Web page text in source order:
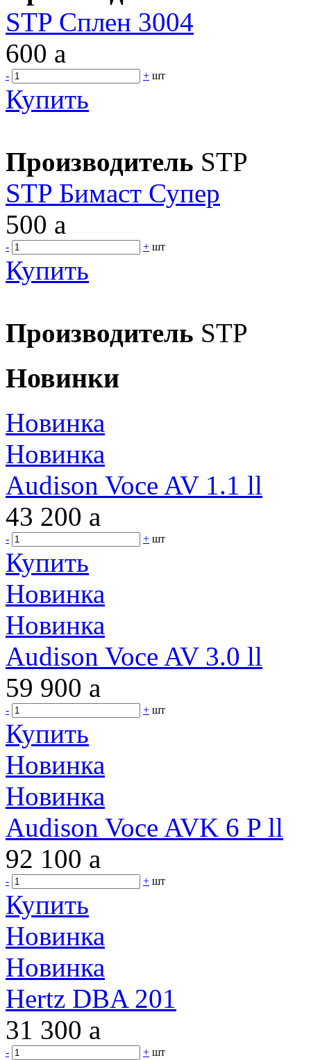
STP Сплен 3004
600 a
- + шт
Купить
Производитель STP
STP Бимаст Супер
500 a
- + шт
Купить
Производитель STP
Новинки
Новинка
Новинка
Audison Voce AV 1.1 ll
43 200 a
- + шт
Купить
Новинка
Новинка
Audison Voce AV 3.0 ll
59 900 a
- + шт
Купить
Новинка
Новинка
Audison Voce AVK 6 P ll
92 100 a
- + шт
Купить
Новинка
Новинка
Hertz DBA 201
31 300 a
- + шт